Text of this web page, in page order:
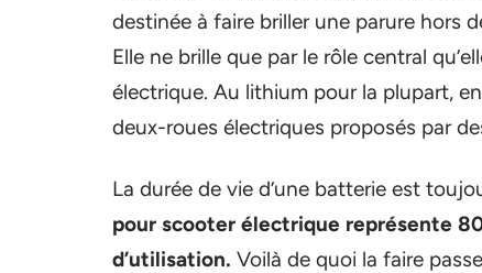
destinée à faire briller une parure hors
Elle ne brille que par le rôle central
électrique. Au lithium pour la plupart,
deux-roues électriques proposés par
La durée de vie d’une batterie est
pour scooter électrique représente
d’utilisation. Voilà de quoi la faire